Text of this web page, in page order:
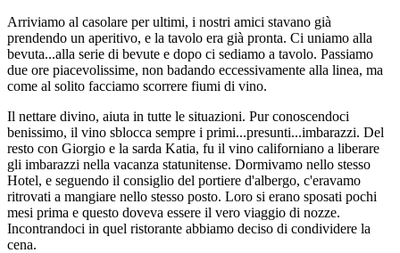
Arriviamo al casolare per ultimi, i nostri amici stavano già
prendendo un aperitivo, e la tavolo era già pronta. Ci uniamo alla
bevuta...alla serie di bevute e dopo ci sediamo a tavolo. Passiamo
due ore piacevolissime, non badando eccessivamente alla linea, ma
come al solito facciamo scorrere fiumi di vino.
Il nettare divino, aiuta in tutte le situazioni. Pur conoscendoci
benissimo, il vino sblocca sempre i primi...presunti...imbarazzi. Del
resto con Giorgio e la sarda Katia, fu il vino californiano a liberare
gli imbarazzi nella vacanza statunitense. Dormivamo nello stesso
Hotel, e seguendo il consiglio del portiere d'albergo, c'eravamo
ritrovati a mangiare nello stesso posto. Loro si erano sposati pochi
mesi prima e questo doveva essere il vero viaggio di nozze.
Incontrandoci in quel ristorante abbiamo deciso di condividere la
cena.